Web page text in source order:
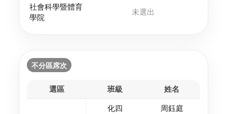
社會科學暨體育
學院
未選出
不分區席次
選區 班級 姓名
化四
周鈺庭